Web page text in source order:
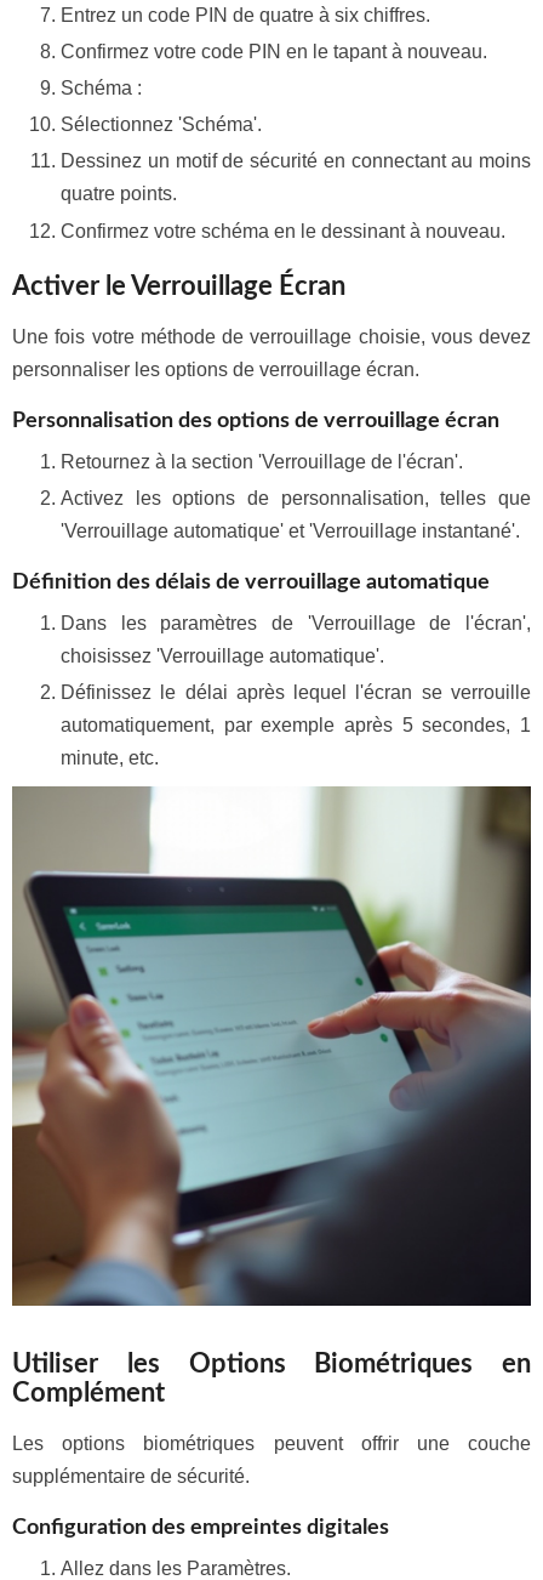
Entrez un code PIN de quatre à six chiffres.
Confirmez votre code PIN en le tapant à nouveau.
Schéma :
Sélectionnez 'Schéma'.
Dessinez un motif de sécurité en connectant au moins
quatre points.
Confirmez votre schéma en le dessinant à nouveau.
Activer le Verrouillage Écran
Une fois votre méthode de verrouillage choisie, vous devez
personnaliser les options de verrouillage écran.
Personnalisation des options de verrouillage écran
Retournez à la section 'Verrouillage de l'écran'.
Activez les options de personnalisation, telles que
'Verrouillage automatique' et 'Verrouillage instantané'.
Définition des délais de verrouillage automatique
Dans les paramètres de 'Verrouillage de l'écran',
choisissez 'Verrouillage automatique'.
Définissez le délai après lequel l'écran se verrouille
automatiquement, par exemple après 5 secondes, 1
minute, etc.
Utiliser les Options Biométriques en
Complément
Les options biométriques peuvent offrir une couche
supplémentaire de sécurité.
Configuration des empreintes digitales
Allez dans les Paramètres.